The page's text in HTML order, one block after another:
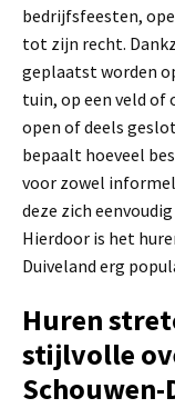
bedrijfsfeesten,
tot zijn recht.
geplaatst worden
tuin, op een veld of
open of deels
bepaalt hoeveel
voor zowel
deze zich
Hierdoor is het
Duiveland erg
Huren
stijlvolle